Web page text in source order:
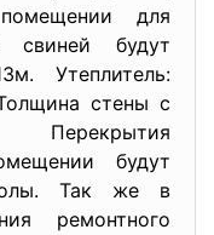
для
свиней будут
Утеплитель:
стены с
будут
Так же в
ремонтного